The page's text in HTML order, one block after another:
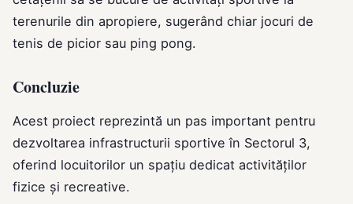
terenurile din apropiere, sugerând chiar jocuri de
tenis de picior sau ping pong.
Concluzie
Acest proiect reprezintă un pas important pentru
dezvoltarea infrastructurii sportive în Sectorul 3,
oferind locuitorilor un spațiu dedicat activităților
fizice și recreative.